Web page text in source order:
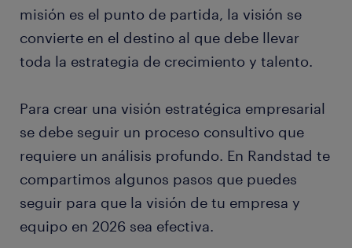
misión es el punto de partida, la visión se
convierte en el destino al que debe llevar
toda la estrategia de crecimiento y talento.
Para crear una visión estratégica empresarial
se debe seguir un proceso consultivo que
requiere un análisis profundo. En Randstad te
compartimos algunos pasos que puedes
seguir para que la visión de tu empresa y
equipo en 2026 sea efectiva.